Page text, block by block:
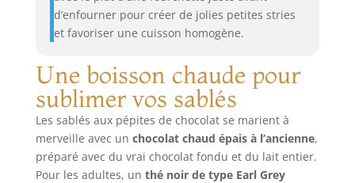
d’enfourner pour créer de jolies petites stries
et favoriser une cuisson homogène.
Une boisson chaude pour
sublimer vos sablés
Les sablés aux pépites de chocolat se marient à
merveille avec un chocolat chaud épais à l’ancienne,
préparé avec du vrai chocolat fondu et du lait entier.
Pour les adultes, un thé noir de type Earl Grey